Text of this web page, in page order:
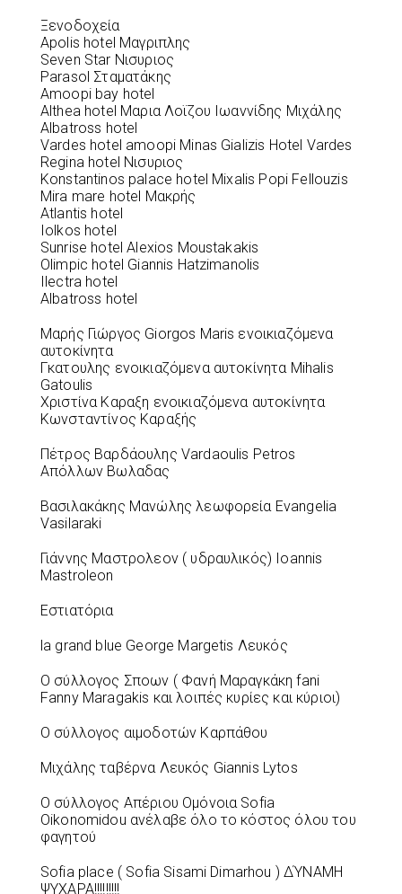
Ξενοδοχεία
Apolis hotel Μαγριπλης
Seven Star Νισυριος
Parasol Σταματάκης
Amoopi bay hotel
Althea hotel Μαρια Λοϊζου Ιωαννίδης Μιχάλης
Albatross hotel
Vardes hotel amoopi Minas Gializis Hotel Vardes
Regina hotel Νισυριος
Konstantinos palace hotel Mixalis Popi Fellouzis
Mira mare hotel Μακρής
Atlantis hotel
Iolkos hotel
Sunrise hotel Alexios Moustakakis
Olimpic hotel Giannis Hatzimanolis
Ilectra hotel
Albatross hotel
Μαρής Γιώργος Giorgos Maris ενοικιαζόμενα
αυτοκίνητα
Γκατουλης ενοικιαζόμενα αυτοκίνητα Mihalis
Gatoulis
Χριστίνα Καραξη ενοικιαζόμενα αυτοκίνητα
Κωνσταντίνος Καραξής
Πέτρος Βαρδάουλης Vardaoulis Petros
Απόλλων Βωλαδας
Βασιλακάκης Μανώλης λεωφορεία Evangelia
Vasilaraki
Γιάννης Μαστρολεον ( υδραυλικός) Ioannis
Mastroleon
Εστιατόρια
la grand blue George Margetis Λευκός
Ο σύλλογος Σποων ( Φανή Μαραγκάκη fani
Fanny Maragakis και λοιπές κυρίες και κύριοι)
Ο σύλλογος αιμοδοτών Καρπάθου
Μιχάλης ταβέρνα Λευκός Giannis Lytos
Ο σύλλογος Απέριου Ομόνοια Sofia
Oikonomidou ανέλαβε όλο το κόστος όλου του
φαγητού
Sofia place ( Sofia Sisami Dimarhou ) ΔΎΝΑΜΗ
ΨΥΧΑΡΑ!!!!!!!!!